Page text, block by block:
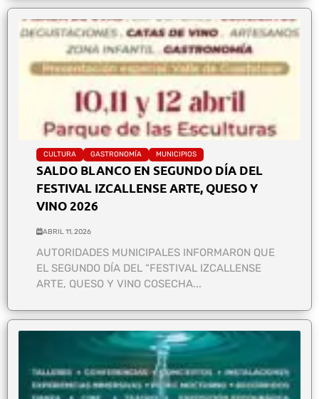
CULTURA GASTRONOMÍA MUNICIPIOS
SALDO BLANCO EN SEGUNDO DÍA DEL
FESTIVAL IZCALLENSE ARTE, QUESO Y
VINO 2026
ABRIL 11, 2026
AUTORIDADES MUNICIPALES INFORMARON QUE
EL SEGUNDO DÍA DEL “FESTIVAL IZCALLENSE
ARTE, QUESO Y VINO COSECHA...